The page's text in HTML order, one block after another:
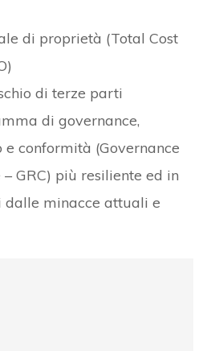
di proprietà (Total Cost
di terze parti
di governance,
conformità (Governance
GRC) più resiliente ed in
minacce attuali e